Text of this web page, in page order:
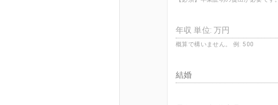
年収 単位: 万円
概算で構いません。 例: 500
結婚